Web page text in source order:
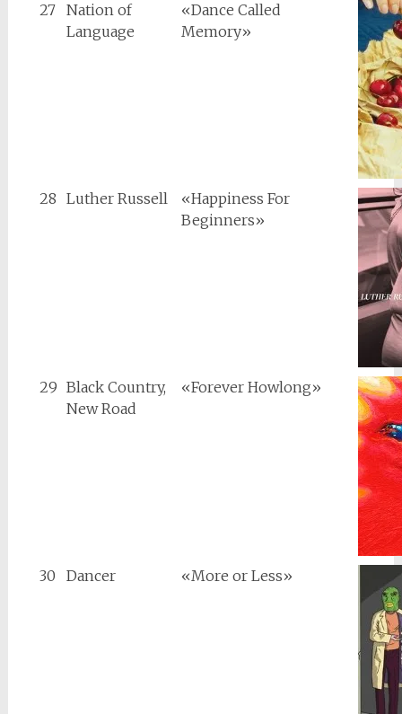
27
Nation of
Language
«Dance Called
Memory»
28 Luther Russell
«Happiness For
Beginners»
29 Black Country,
New Road
«Forever Howlong»
30 Dancer «More or Less»